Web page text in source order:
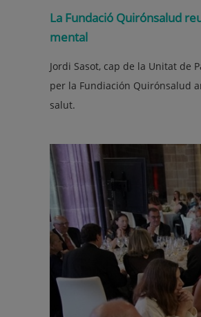
La Fundació Quirónsalud
mental
Jordi Sasot, cap de la Unitat de
per la Fundiación Quirónsalud
salut.